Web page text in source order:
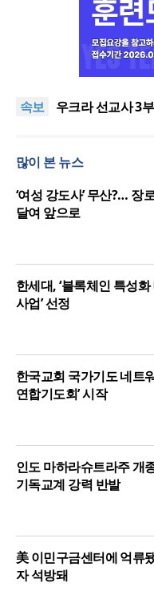
속보
[최원호 목사의
우크라 선교사 3
강력 반발
[최원호 목사의 영
美 이민구금센
많이 본 뉴스
‘여성 강도사’ 무산?… 장
달여 앞으로
한세대, ‘블록체인 특성
사업’ 선정
한국교회 국가기도 네트
연합기도회’ 시작
인도 마하라슈트라주 개
기독교계 강력 반발
美 이민구금센터에 억류
자 석방돼